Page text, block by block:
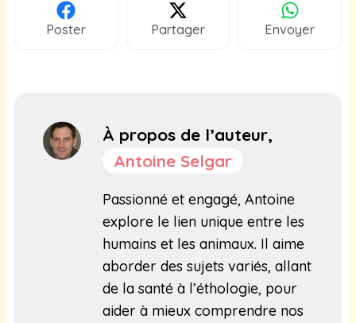
Poster Partager Envoyer
À propos de l’auteur,
Antoine Selgar
Passionné et engagé, Antoine
explore le lien unique entre les
humains et les animaux. Il aime
aborder des sujets variés, allant
de la santé à l’éthologie, pour
aider à mieux comprendre nos